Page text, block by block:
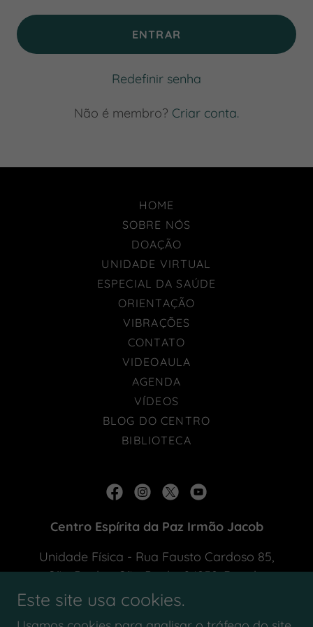
ENTRAR
Redefinir senha
Não é membro? Criar conta.
HOME
SOBRE NÓS
DOAÇÃO
UNIDADE VIRTUAL
ESPECIAL DA SAÚDE
ORIENTAÇÃO
VIBRAÇÕES
CONTATO
VIDEOAULA
AGENDA
VÍDEOS
BLOG DO CENTRO
BIBLIOTECA
Centro Espírita da Paz Irmão Jacob
Unidade Física - Rua Fausto Cardoso 85,
São Paulo - São Paulo, 04252, Brazil -
Unidade Virtual -
Este site usa cookies.